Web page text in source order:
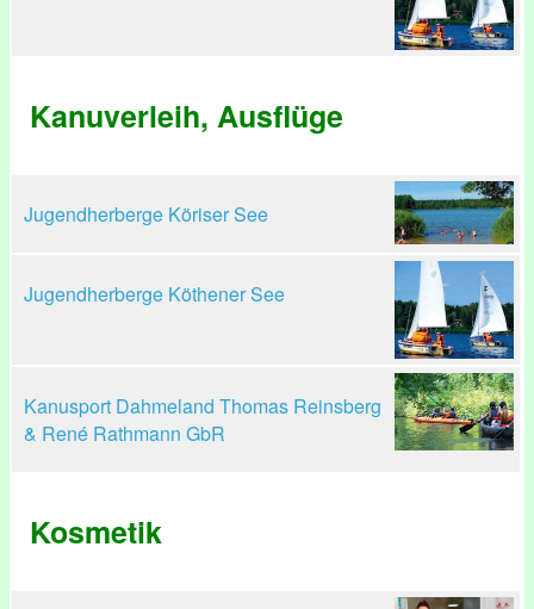
Kanuverleih, Ausflüge
Jugendherberge Köriser See
Jugendherberge Köthener See
Kanusport Dahmeland Thomas Reinsberg
& René Rathmann GbR
Kosmetik